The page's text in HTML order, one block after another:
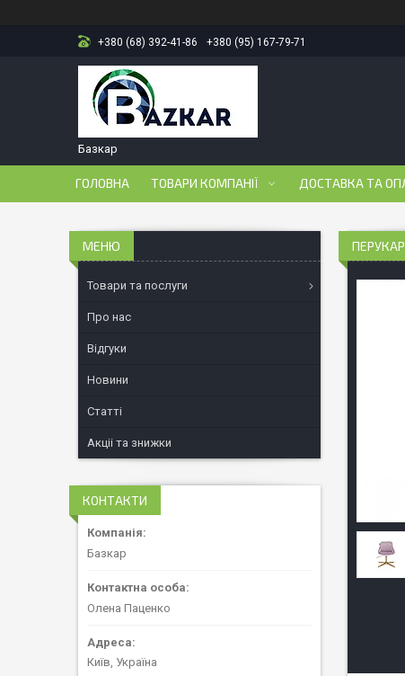
+380 (68) 392-41-86 +380 (95) 167-79-71
Базкар
ГОЛОВНА ТОВАРИ КОМПАНІЇ ДОСТАВКА ТА
Товари та послуги
Про нас
Відгуки
Новини
Статті
Акціі та знижки
КОНТАКТИ
Базкар
Олена Паценко
Київ, Україна